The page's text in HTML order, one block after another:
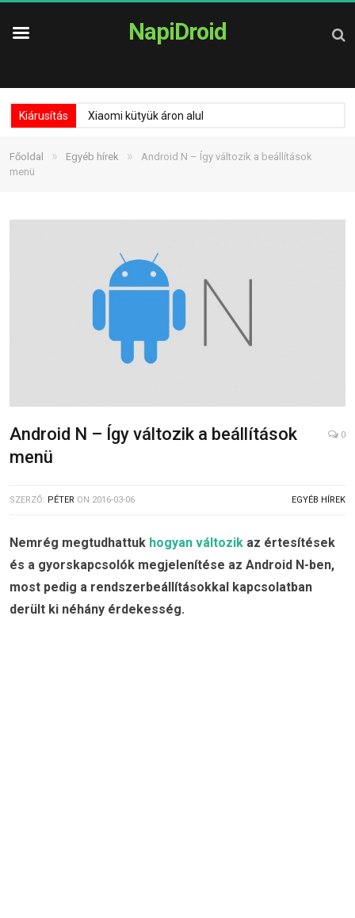
NapiDroid
Kiárusítás Xiaomi kütyük áron alul
Főoldal » Egyéb hírek »
Android N – Így változik a beállítások
menü
Android N – Így változik a beállítások
menü
0
SZERZŐ: PÉTER ON 2016-03-06 EGYÉB HÍREK
Nemrég megtudhattuk hogyan változik az értesítések
és a gyorskapcsolók megjelenítése az Android N-ben,
most pedig a rendszerbeállításokkal kapcsolatban
derült ki néhány érdekesség.